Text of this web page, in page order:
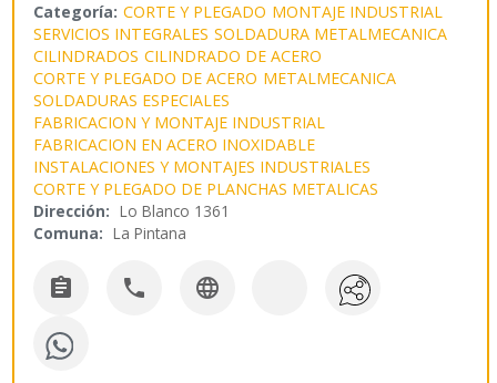
Categoría: CORTE Y PLEGADO MONTAJE INDUSTRIAL
SERVICIOS INTEGRALES SOLDADURA METALMECANICA
CILINDRADOS CILINDRADO DE ACERO
CORTE Y PLEGADO DE ACERO METALMECANICA
SOLDADURAS ESPECIALES
FABRICACION Y MONTAJE INDUSTRIAL
FABRICACION EN ACERO INOXIDABLE
INSTALACIONES Y MONTAJES INDUSTRIALES
CORTE Y PLEGADO DE PLANCHAS METALICAS
Dirección: Lo Blanco 1361
Comuna: La Pintana
  